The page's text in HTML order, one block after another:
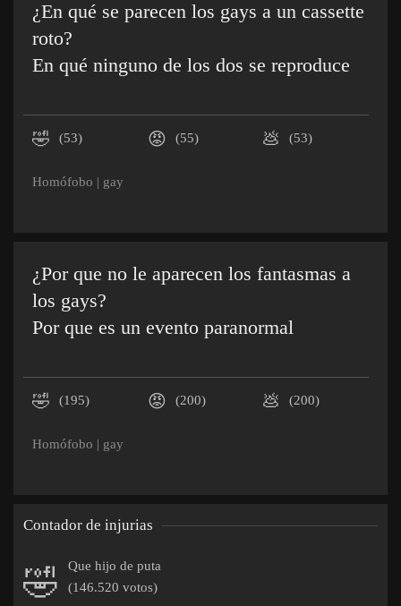
¿En qué se parecen los gays a un cassette
roto?
En qué ninguno de los dos se reproduce
🤣 (53) 😡 (55) 💩 (53)
Homófobo | gay
¿Por que no le aparecen los fantasmas a
los gays?
Por que es un evento paranormal
🤣 (195) 😡 (200) 💩 (200)
Homófobo | gay
Contador de injurias
🤣
Que hijo de puta
(146.520 votos)